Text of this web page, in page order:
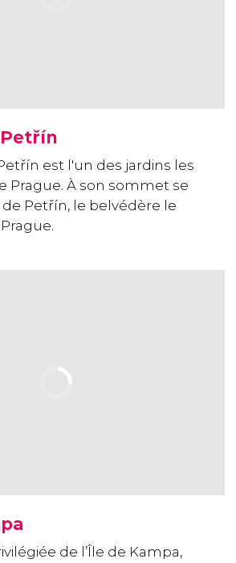
est l'un des jardins les
Prague. À son sommet se
Petřín, le belvédère le
de l’Île de Kampa,